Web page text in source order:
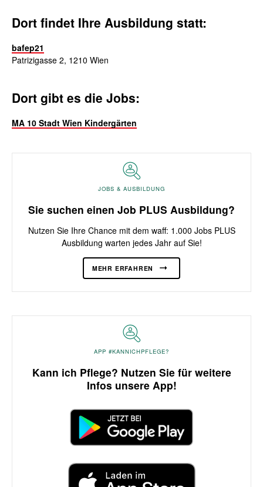
Dort findet Ihre Ausbildung statt:
bafep21
Patrizigasse 2, 1210 Wien
Dort gibt es die Jobs:
MA 10 Stadt Wien Kindergärten
JOBS & AUSBILDUNG
Sie suchen einen Job PLUS Ausbildung?
Nutzen Sie Ihre Chance mit dem waff: 1.000 Jobs PLUS
Ausbildung warten jedes Jahr auf Sie!
MEHR ERFAHREN
APP #KANNICHPFLEGE?
Kann ich Pflege? Nutzen Sie für weitere
Infos unsere App!